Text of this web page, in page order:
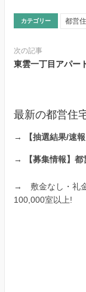
カテゴリー 都営
次の記事
東雲一丁目アパー
最新の都営住
→ 【抽選結果/速
→ 【募集情報】
→ 敷金なし・礼
100,000室以上!